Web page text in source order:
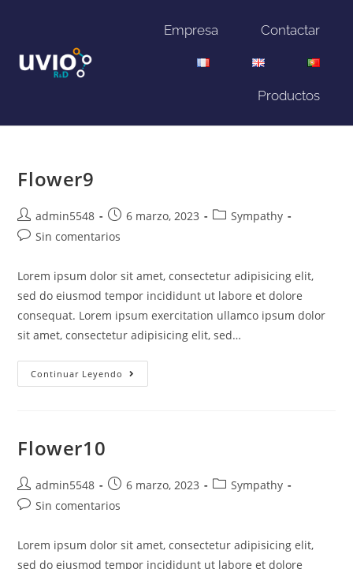
Empresa Contactar
Productos
Flower9
admin5548 6 marzo, 2023
Sympathy
Sin comentarios
Lorem ipsum dolor sit amet, consectetur adipisicing elit,
sed do eiusmod tempor incididunt ut labore et dolore
consequat. Lorem ipsum exercitation ullamco ipsum dolor
sit amet, consectetur adipisicing elit, sed…
Continuar Leyendo
Flower10
admin5548 6 marzo, 2023
Sympathy
Sin comentarios
Lorem ipsum dolor sit amet, consectetur adipisicing elit,
sed do eiusmod tempor incididunt ut labore et dolore